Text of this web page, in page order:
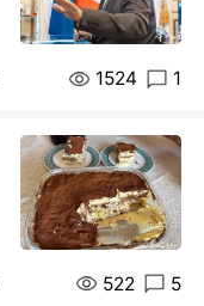
1524 1
522 5